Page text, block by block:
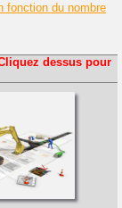
fonction du nombre
dessus pour